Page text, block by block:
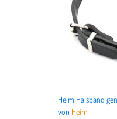
von Heim